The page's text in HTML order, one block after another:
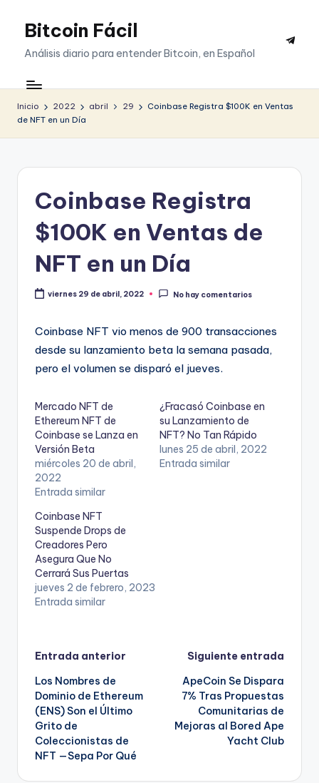
SaltarBitcoin Fácil
Análisis diario para entender Bitcoin, en Español
Inicio 2022 abril 29
Coinbase Registra $100K en Ventas
de NFT en un Día
Coinbase Registra
$100K en Ventas de
NFT en un Día
viernes 29 de abril, 2022 No hay comentarios
Coinbase NFT vio menos de 900 transacciones
desde su lanzamiento beta la semana pasada,
pero el volumen se disparó el jueves.
Mercado NFT de
Ethereum NFT de
Coinbase se Lanza en
Versión Beta
miércoles 20 de abril,
2022
Entrada similar
¿Fracasó Coinbase en
su Lanzamiento de
NFT? No Tan Rápido
lunes 25 de abril, 2022
Entrada similar
Coinbase NFT
Suspende Drops de
Creadores Pero
Asegura Que No
Cerrará Sus Puertas
jueves 2 de febrero, 2023
Entrada similar
Navegación
de
entradas
Entrada anterior
Los Nombres de
Dominio de Ethereum
(ENS) Son el Último
Grito de
Coleccionistas de
NFT —Sepa Por Qué
Siguiente entrada
ApeCoin Se Dispara
7% Tras Propuestas
Comunitarias de
Mejoras al Bored Ape
Yacht Club